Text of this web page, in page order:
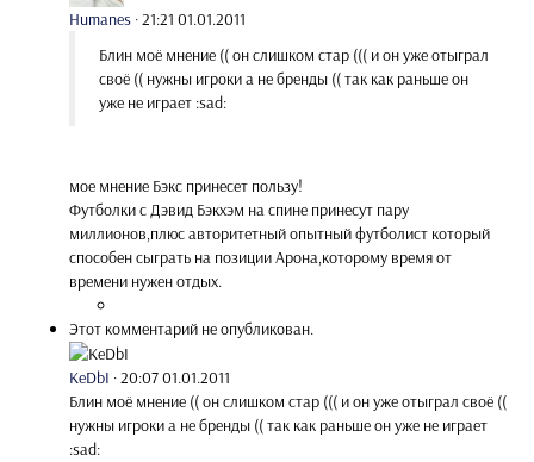
Humanes ·21:21 01.01.2011
Блин моё мнение (( он слишком стар ((( и он уже отыграл
своё (( нужны игроки а не бренды (( так как раньше он
уже не играет :sad:
мое мнение Бэкс принесет пользу!
Футболки с Дэвид Бэкхэм на спине принесут пару
миллионов,плюс авторитетный опытный футболист который
способен сыграть на позиции Арона,которому время от
времени нужен отдых.
Этот комментарий не опубликован.
KeDbI ·20:07 01.01.2011
Блин моё мнение (( он слишком стар ((( и он уже отыграл своё ((
нужны игроки а не бренды (( так как раньше он уже не играет
:sad: